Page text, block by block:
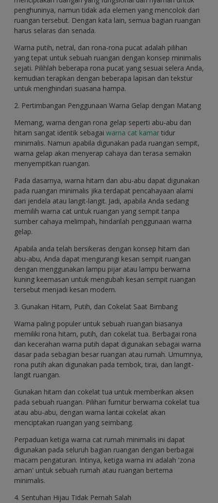
penghuninya, namun tidak ada elemen yang mencolok dari
ruangan tersebut. Dengan kata lain, semua bagian ruangan
harus selaras dan senada.
Warna putih, netral, dan rona-rona pucat adalah pilihan
yang tepat untuk sebuah ruangan dengan konsep minimalis
sejati. Pilihlah beberapa rona pucat yang sesuai selera Anda,
kemudian terapkan dengan beberapa lapisan dan tekstur
untuk menghindari suasana hampa.
2. Pertimbangan Penggunaan Warna Gelap dengan Matang
Memang, warna dengan rona gelap seperti abu-abu dan
hitam sangat identik sebagai warna cat kamar tidur
minimalis. Namun apabila digunakan pada ruangan sempit,
warna gelap akan menyerap cahaya dan terasa semakin
menyempitkan ruangan.
Pada dasarnya, warna hitam dan abu-abu dapat digunakan
pada ruangan minimalis jika terdapat pencahayaan alami
dari jendela atau langit-langit. Jadi, apabila Anda sedang
memilih warna cat untuk ruangan yang sempit tanpa
sumber cahaya melimpah, hindarilah penggunaan warna
gelap.
Apabila anda telah bersikeras dengan konsep hitam dan
abu-abu, Anda dapat mengurangi kesan sempit ruangan
dengan menggunakan lampu pijar atau lampu berwarna
kuning keemasan untuk mengubah kesan sempit ruangan
tersebut menjadi kesan modern.
3. Gunakan Hitam, Putih, dan Cokelat Saat Bimbang
Warna paling populer untuk sebuah ruangan biasanya
memiliki rona hitam, putih, dan cokelat tua. Berbagai rona
dan kecerahan warna putih dapat digunakan sebagai warna
dasar pada sebagian besar ruangan atau rumah. Umumnya,
rona putih akan digunakan pada tembok, tirai, dan langit-
langit ruangan.
Gunakan hitam dan cokelat tua untuk memberikan aksen
pada sebuah ruangan. Pilihan furnitur berwarna cokelat tua
atau abu-abu, dengan warna lantai cokelat akan
menciptakan ruangan yang seimbang.
Perpaduan ketiga warna cat rumah minimalis ini dapat
digunakan pada seluruh bagian ruangan dengan berbagai
macam pengaturan. Intinya, ketiga warna ini adalah 'zona
aman' untuk sebuah rumah atau ruangan bertema
minimalis.
4. Sentuhan Hijau Tidak Pernah Salah